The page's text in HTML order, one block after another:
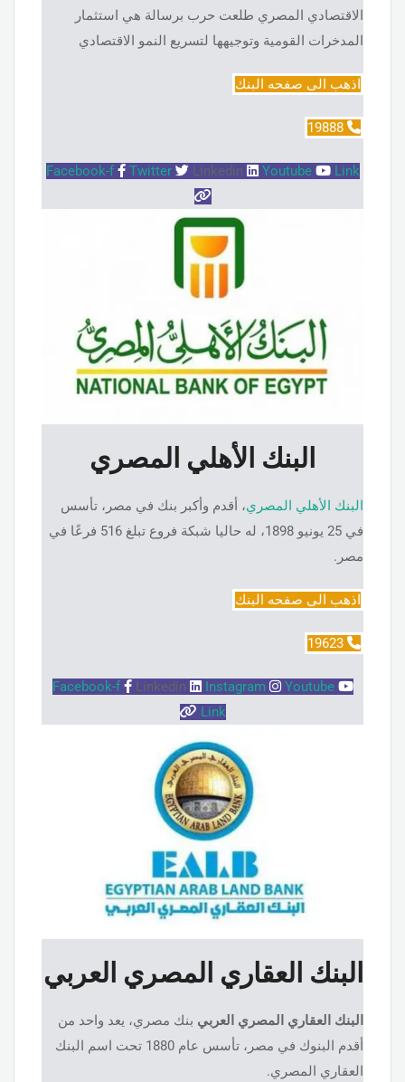
الاقتصادي المصري طلعت حرب برسالة هي استثمار
المدخرات القومية وتوجيهها لتسريع النمو الاقتصادي
اذهب الى صفحه البنك
19888
Facebook-f Twitter Linkedin Youtube Link
البنك الأهلي المصري
البنك الأهلي المصري، أقدم وأكبر بنك في مصر، تأسس
في 25 يونيو 1898، له حاليا شبكة فروع تبلغ 516 فرعًا في
مصر.
اذهب الى صفحه البنك
19623
Facebook-f Linkedin Instagram
Youtube
Link
البنك العقاري المصري العربي
البنك العقاري المصري العربي بنك مصري، يعد واحد من
أقدم البنوك في مصر، تأسس عام 1880 تحت اسم البنك
العقاري المصري.